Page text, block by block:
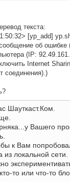
текста:
[yp_add]
об ошибке
(IP:
Internet
соединения).)
Шауткаст.Ком.
Вашего
к Вам
из локальной сети.
то или что-то